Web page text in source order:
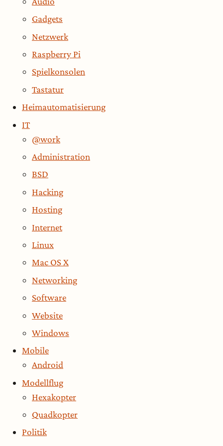
Gadgets
Netzwerk
Raspberry Pi
Spielkonsolen
Tastatur
Heimautomatisierung
IT
@work
Administration
BSD
Hacking
Hosting
Internet
Linux
Mac OS X
Networking
Software
Website
Windows
Mobile
Android
Modellflug
Hexakopter
Quadkopter
Politik